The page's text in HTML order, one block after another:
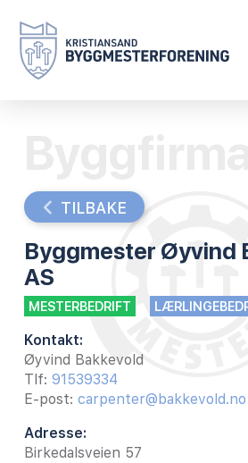
TILBAKE
Byggmester Øyvind
AS
MESTERBEDRIFT
Kontakt:
Øyvind Bakkevold
Tlf: 91539334
E-post: carpenter@bakkevold.no
Adresse:
Birkedalsveien 57